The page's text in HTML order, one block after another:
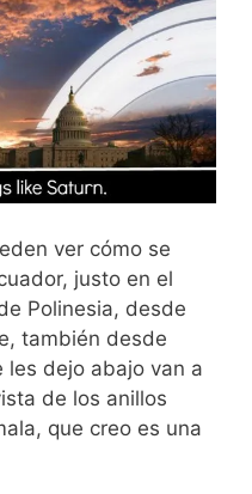
ver cómo se
justo en el
Polinesia, desde
también desde
les dejo abajo van a
de los anillos
que creo es una